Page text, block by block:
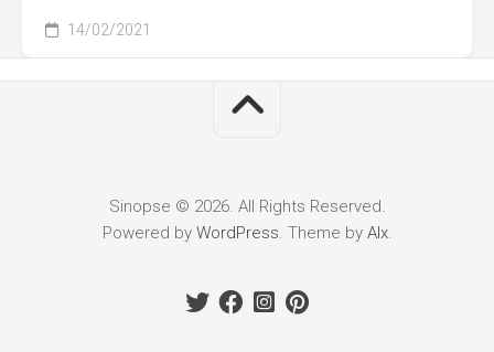
14/02/2021
Sinopse © 2026. All Rights Reserved.
Powered by WordPress. Theme by Alx.